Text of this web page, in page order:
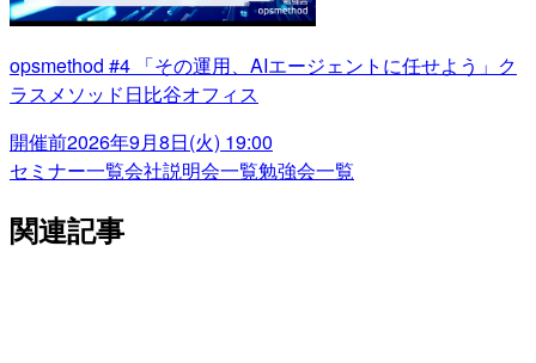
opsmethod #4 「その運用、AIエージェントに任せよう」ク
ラスメソッド日比谷オフィス
開催前2026年9月8日(火) 19:00
セミナー一覧会社説明会一覧勉強会一覧
関連記事